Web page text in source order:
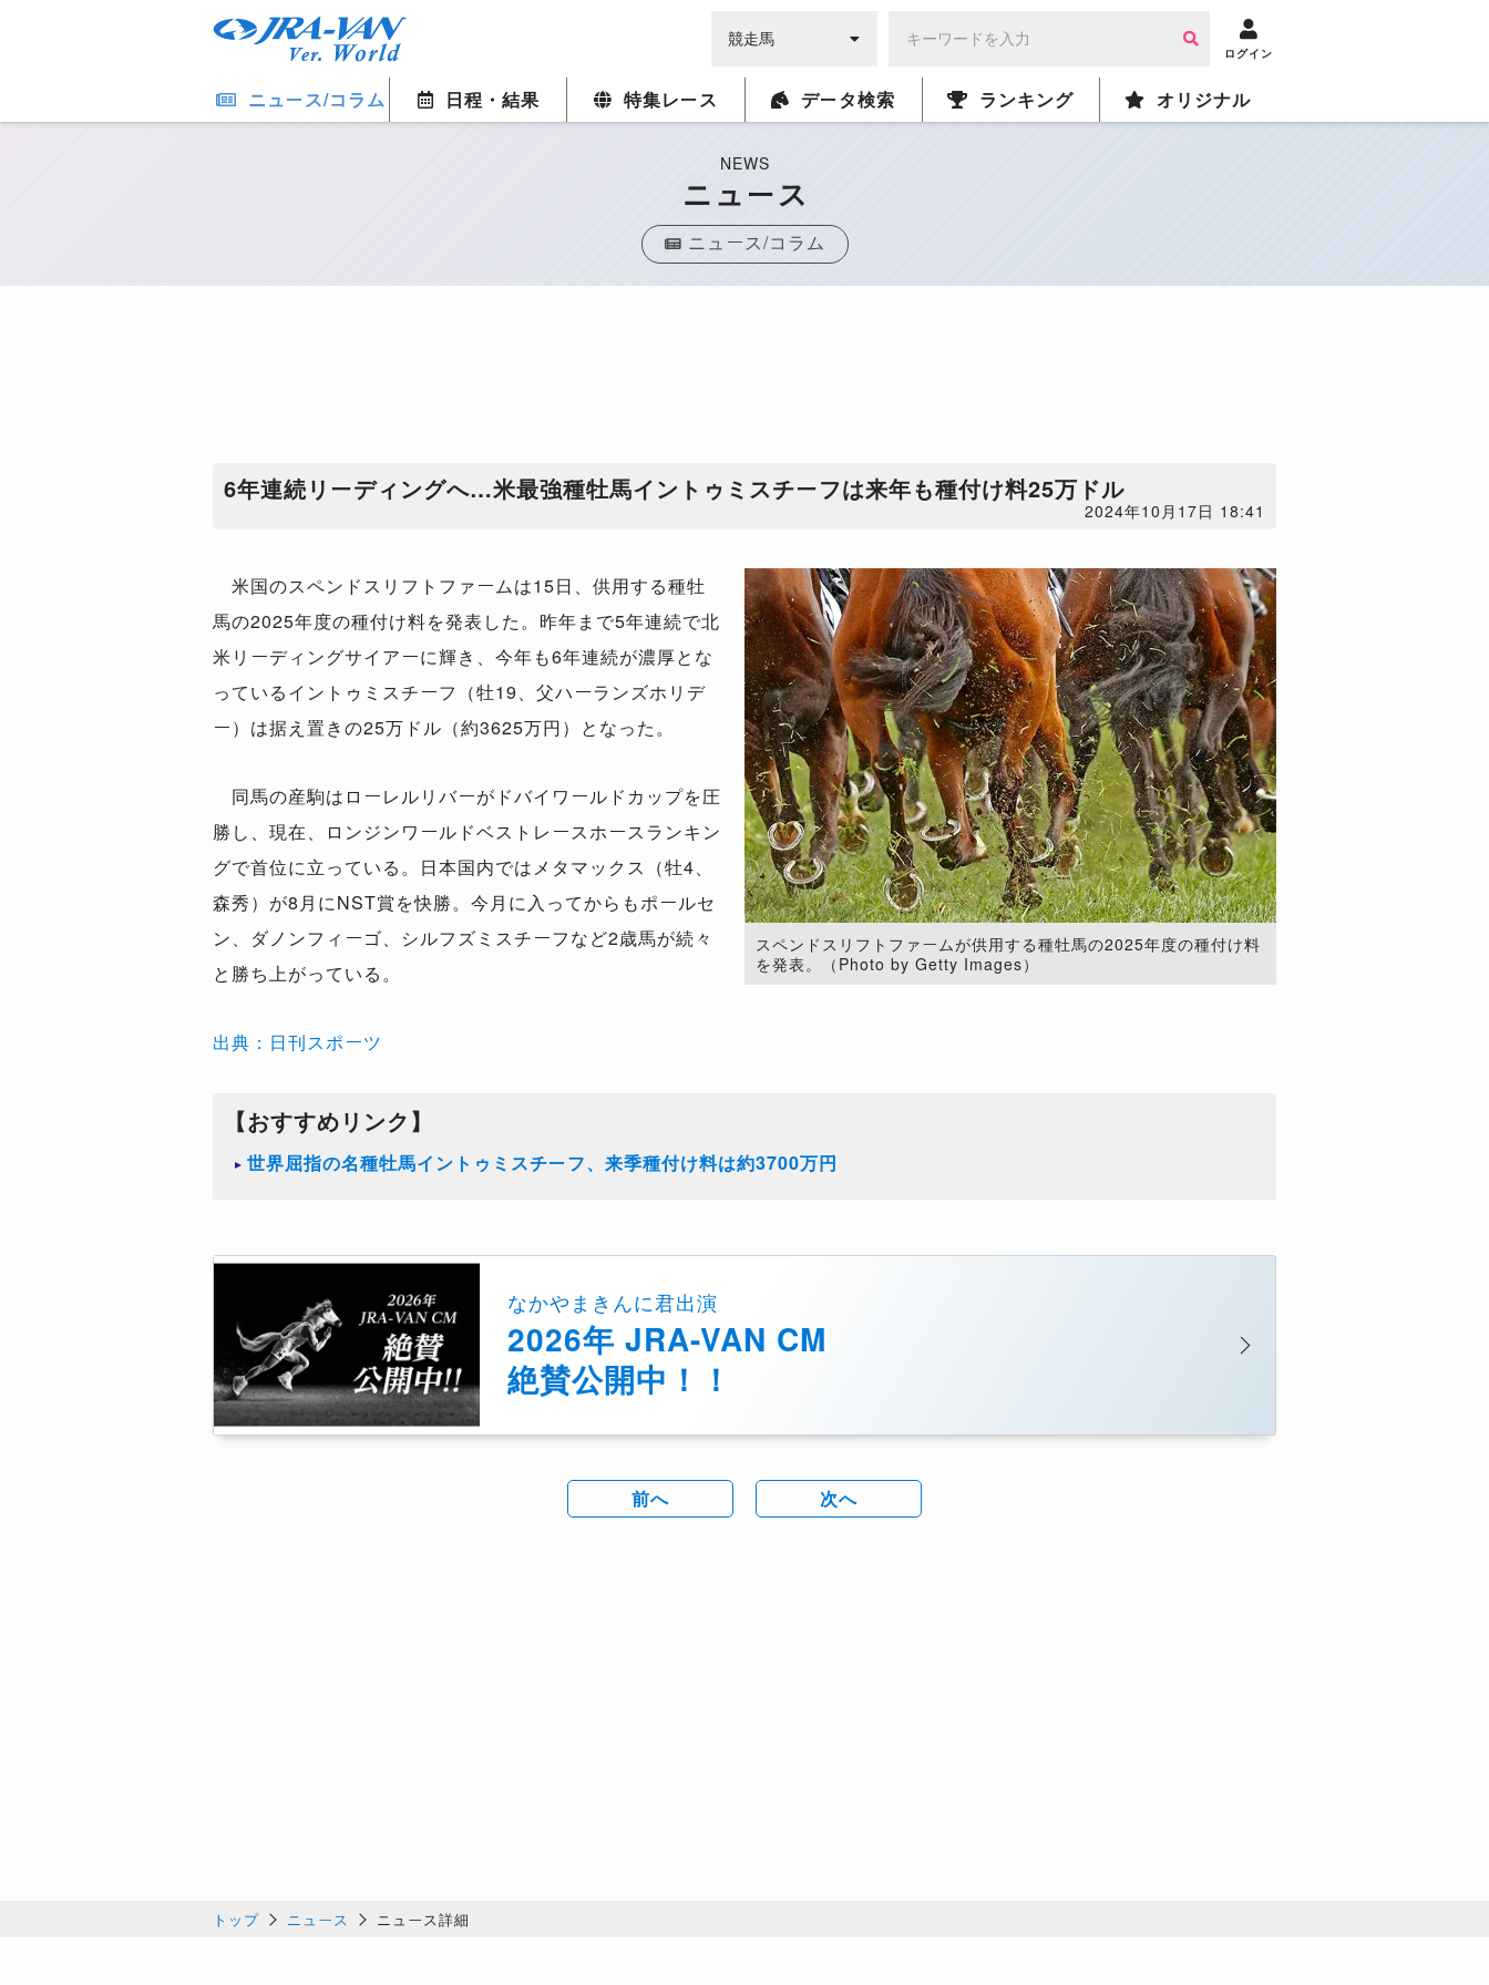
ログイン
ニュース/コラム 日程・結果 特集レース データ検索 ランキング オリジナル
NEWS
ニュース
ニュース/コラム
6年連続リーディングへ…米最強種牡馬イントゥミスチーフは来年も種付け料25万ドル
2024年10月17日 18:41
スペンドスリフトファームが供用する種牡馬の2025年度の種付け料
を発表。（Photo by Getty Images）
米国のスペンドスリフトファームは15日、供用する種牡
馬の2025年度の種付け料を発表した。昨年まで5年連続で北
米リーディングサイアーに輝き、今年も6年連続が濃厚とな
っているイントゥミスチーフ（牡19、父ハーランズホリデ
ー）は据え置きの25万ドル（約3625万円）となった。
同馬の産駒はローレルリバーがドバイワールドカップを圧
勝し、現在、ロンジンワールドベストレースホースランキン
グで首位に立っている。日本国内ではメタマックス（牡4、
森秀）が8月にNST賞を快勝。今月に入ってからもポールセ
ン、ダノンフィーゴ、シルフズミスチーフなど2歳馬が続々
と勝ち上がっている。
出典：日刊スポーツ
【おすすめリンク】
世界屈指の名種牡馬イントゥミスチーフ、来季種付け料は約3700万円
なかやまきんに君出演
2026年 JRA-VAN CM
絶賛公開中！！
前へ 次へ
トップ ニュース ニュース詳細